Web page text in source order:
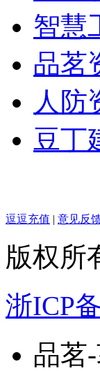
智慧
品茗
人防
豆丁
逗逗充值 | 意见反
版权所
浙ICP
品茗